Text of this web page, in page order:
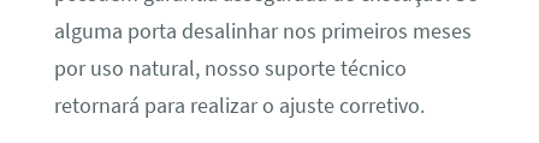
alguma porta desalinhar nos primeiros meses
por uso natural, nosso suporte técnico
retornará para realizar o ajuste corretivo.